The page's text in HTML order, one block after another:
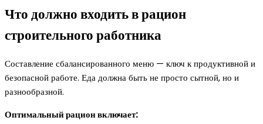
Что должно входить в рацион
строительного работника
Составление сбалансированного меню — ключ к продуктивной и
безопасной работе. Еда должна быть не просто сытной, но и
разнообразной.
Оптимальный рацион включает: